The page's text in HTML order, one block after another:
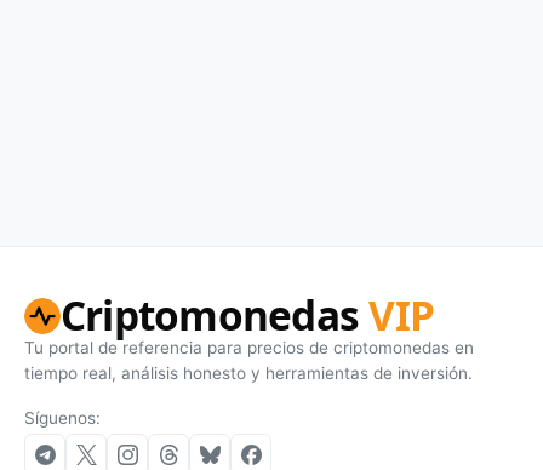
CriptomonedasVIP
Tu portal de referencia para precios de criptomonedas en
tiempo real, análisis honesto y herramientas de inversión.
Síguenos: